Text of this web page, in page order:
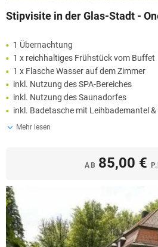
Stipvisite in der Glas-Stadt -
1 Übernachtung
1 x reichhaltiges Frühstück vom Buffet
1 x Flasche Wasser auf dem Zimmer
inkl. Nutzung des SPA-Bereiches
inkl. Nutzung des Saunadorfes
inkl. Badetasche mit Leihbademantel
Mehr lesen
AB 85,00 €